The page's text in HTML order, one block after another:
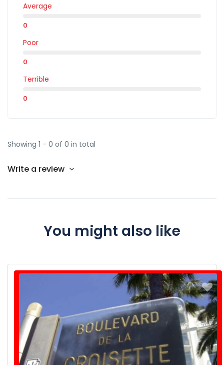
Average
0
Poor
0
Terrible
0
Showing 1 - 0 of 0 in total
Write a review
You might also like